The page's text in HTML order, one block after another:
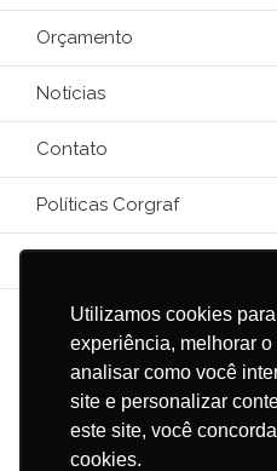
Utilizamos cookies
experiência, melhorar
analisar como você
site e personalizar
este site, você
cookies.
Orçamento
Notícias
Contato
Políticas Corgraf
InstagramFacebookLinkedIn
(41) 3012-5000